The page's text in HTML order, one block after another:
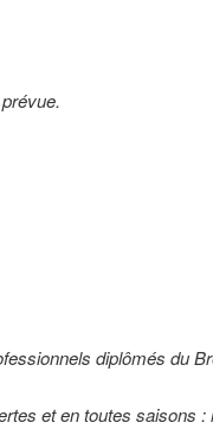
diplômés du
et en toutes saisons